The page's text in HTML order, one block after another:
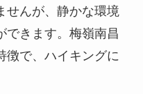
せんが、静かな環境
できます。梅嶺南昌
徴で、ハイキングに